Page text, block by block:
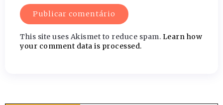
This site uses Akismet to reduce spam. Learn how
your comment data is processed.